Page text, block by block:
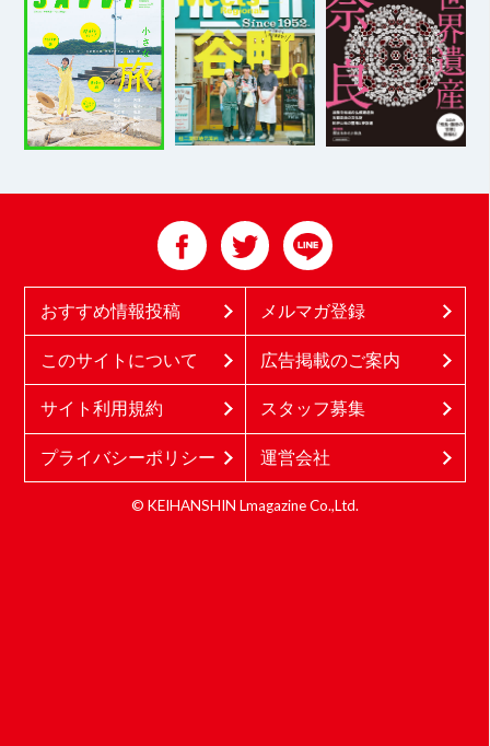
おすすめ情報投稿 メルマガ登録
このサイトについて 広告掲載のご案内
サイト利用規約 スタッフ募集
プライバシーポリシー 運営会社
© KEIHANSHIN Lmagazine Co.,Ltd.